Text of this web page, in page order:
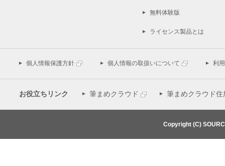
無料体験版
ライセンス製品とは
個人情報保護方針 個人情報の取扱いについて 利
お役立ちリンク 筆まめクラウド 筆まめクラウド住
Copyright (C)